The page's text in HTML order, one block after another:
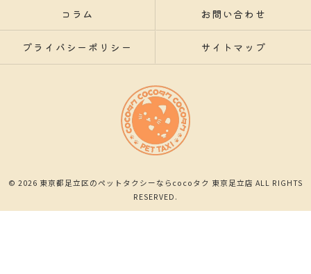
コラム お問い合わせ
プライバシーポリシー サイトマップ
© 2026 東京都足立区のペットタクシーならcocoタク 東京足立店 ALL RIGHTS
RESERVED.